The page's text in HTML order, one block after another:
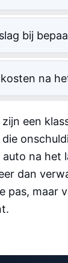
bij
na
een
na het
dan
pas, maar